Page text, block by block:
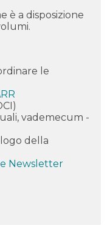
è a disposizione
le
vademecum -
della
Newsletter